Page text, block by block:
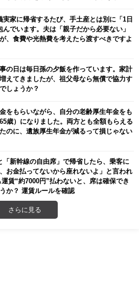
実家に帰省するたび、手土産とは別に「1日
んでいます。夫は「親子だから必要ない」
、食費や光熱費を考えたら渡すべきですよ
の日は毎日孫の夕飯を作っています。家計
えてきましたが、祖父母なら無償で協力す
しょうか？
をもらいながら、自分の老齢厚生年金をも
歳）になりました。両方とも全額もらえる
のに、遺族厚生年金が減るって損じゃない
「新幹線の自由席」で帰省したら、乗客に
、お金払ってないから座れないよ」と言われ
賃“約7000円”払わないと、席は確保でき
か？ 運賃ルールを確認
さらに見る